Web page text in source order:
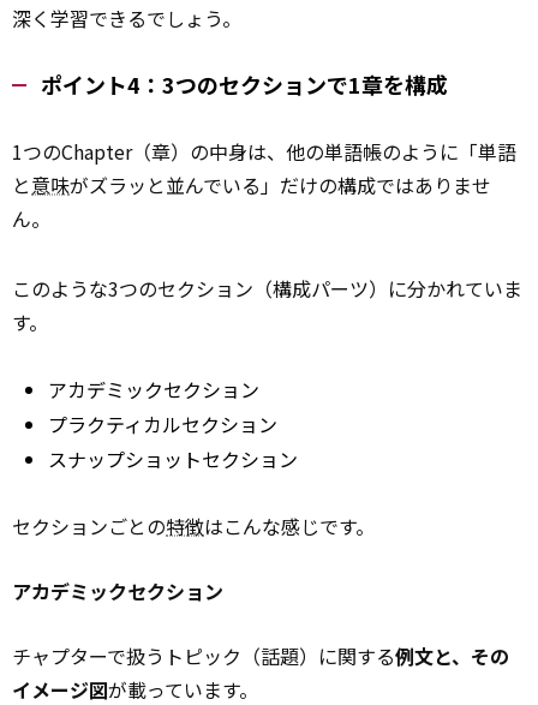
深く学習できるでしょう。
ポイント4：3つのセクションで1章を構成
1つのChapter（章）の中身は、他の単語帳のように「単語
と意味がズラッと並んでいる」だけの構成ではありませ
ん。
このような3つのセクション（構成パーツ）に分かれていま
す。
アカデミックセクション
プラクティカルセクション
スナップショットセクション
セクションごとの特徴はこんな感じです。
アカデミックセクション
チャプターで扱うトピック（話題）に関する例文と、その
イメージ図が載っています。